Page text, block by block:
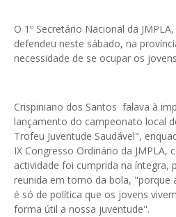
O 1º Secretário Nacional da
defendeu neste sábado, na
necessidade de se ocupar os
Crispiniano dos Santos falava à
lançamento do campeonato local
Trofeu Juventude Saudável",
IX Congresso Ordinário da JMPLA,
actividade foi cumprida na íntegra,
reunida em torno da bola, "porque
é só de política que os jovens
forma útil a nossa juventude".